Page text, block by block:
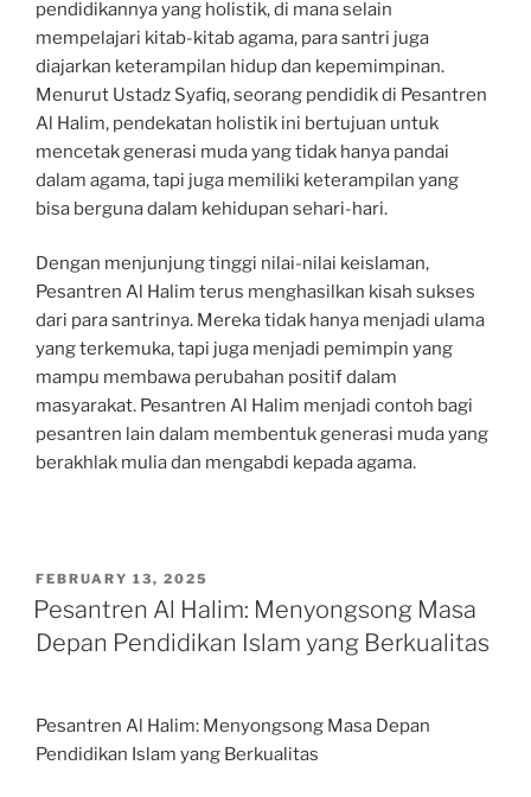
pendidikannya yang holistik, di mana selain
mempelajari kitab-kitab agama, para santri juga
diajarkan keterampilan hidup dan kepemimpinan.
Menurut Ustadz Syafiq, seorang pendidik di Pesantren
Al Halim, pendekatan holistik ini bertujuan untuk
mencetak generasi muda yang tidak hanya pandai
dalam agama, tapi juga memiliki keterampilan yang
bisa berguna dalam kehidupan sehari-hari.
Dengan menjunjung tinggi nilai-nilai keislaman,
Pesantren Al Halim terus menghasilkan kisah sukses
dari para santrinya. Mereka tidak hanya menjadi ulama
yang terkemuka, tapi juga menjadi pemimpin yang
mampu membawa perubahan positif dalam
masyarakat. Pesantren Al Halim menjadi contoh bagi
pesantren lain dalam membentuk generasi muda yang
berakhlak mulia dan mengabdi kepada agama.
POSTED
ON
FEBRUARY 13, 2025
Pesantren Al Halim: Menyongsong Masa
Depan Pendidikan Islam yang Berkualitas
Pesantren Al Halim: Menyongsong Masa Depan
Pendidikan Islam yang Berkualitas